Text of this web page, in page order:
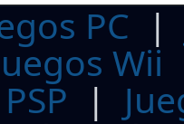
PC
Wii
PSP |